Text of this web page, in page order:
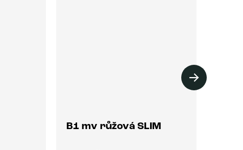
B1 mv růžová SLIM